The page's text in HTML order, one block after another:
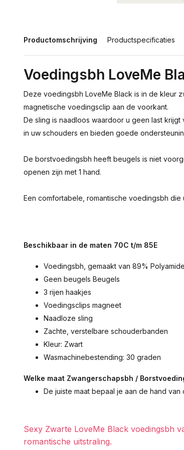
Productomschrijving Productspecificaties
Voedingsbh LoveMe
Deze voedingsbh LoveMe Black is in de kleur
magnetische voedingsclip aan de voorkant.
De sling is naadloos waardoor u geen last
in uw schouders en bieden goede
De borstvoedingsbh heeft beugels is niet
openen zijn met 1 hand.
Een comfortabele, romantische voedingsbh
Beschikbaar in de maten 70C t/m 85E
Voedingsbh, gemaakt van 89% Polyamide
Geen beugels Beugels
3 rijen haakjes
Voedingsclips magneet
Naadloze sling
Zachte, verstelbare schouderbanden
Kleur: Zwart
Wasmachinebestending: 30 graden
Welke maat Zwangerschapsbh /
De juiste maat bepaal je aan de hand van
Sexy Zwarte LoveMe Black voedingsbh
romantische uitstraling.